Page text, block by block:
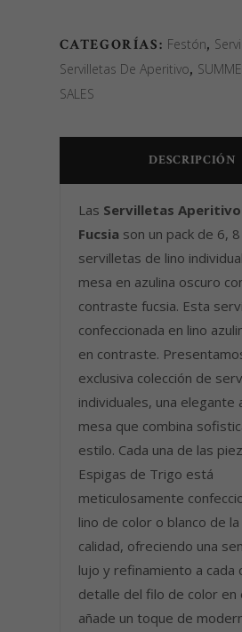
CATEGORÍAS: Festón,
Servilletas De Aperitivo,
SALES
DESCRIPCIÓN
Las Servilletas Aperitivo
Fucsia son un pack de 6,
servilletas de lino
mesa en azulina oscuro
contraste fucsia. Esta
confeccionada en lino
en contraste.
exclusiva colección de
individuales, una elegante
mesa que combina
estilo. Cada una de las
Espigas de Trigo está
meticulosamente
lino de color o blanco de
calidad, ofreciendo una
lujo y refinamiento a cada
detalle del filo de color en
añade un toque de